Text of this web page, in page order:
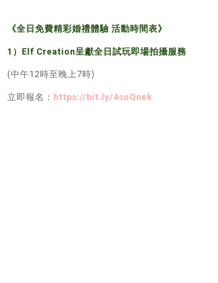
《全日免費精彩婚禮體驗 活動時間表》
1）Elf Creation呈獻全日試玩即場拍攝服務
(中午12時至晚上7時)
立即報名： https://bit.ly/4soQnek